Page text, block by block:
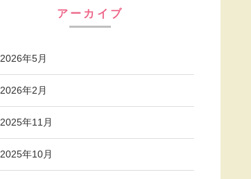
アーカイブ
2026年5月
2026年2月
2025年11月
2025年10月